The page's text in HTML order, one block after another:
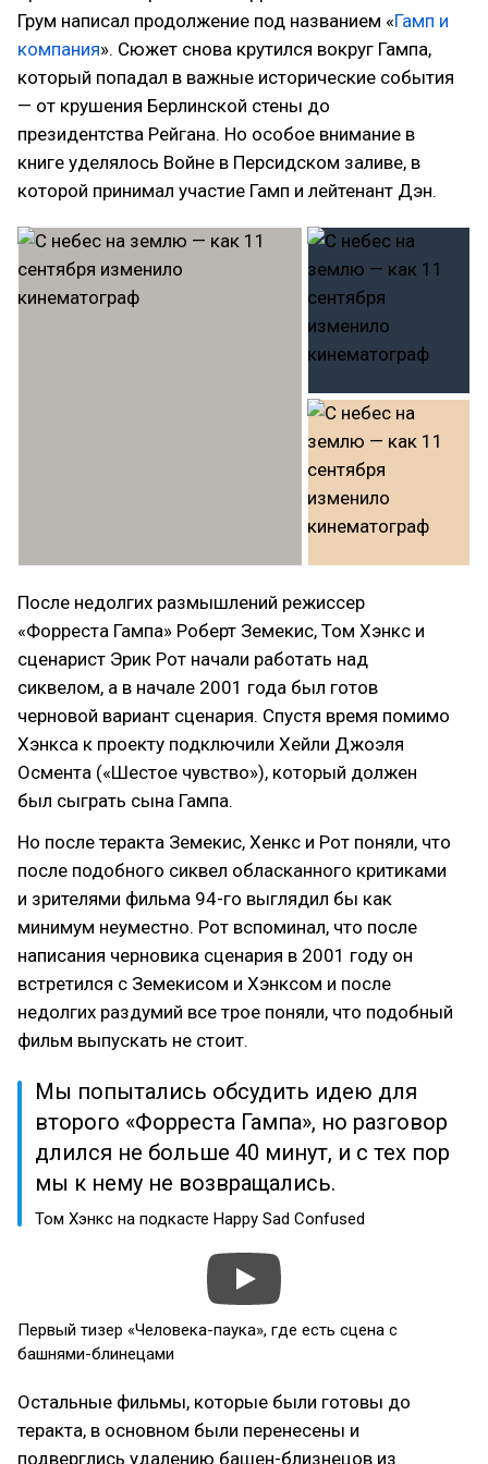
Грум написал продолжение под названием «Гамп и
компания». Сюжет снова крутился вокруг Гампа,
который попадал в важные исторические события
— от крушения Берлинской стены до
президентства Рейгана. Но особое внимание в
книге уделялось Войне в Персидском заливе, в
которой принимал участие Гамп и лейтенант Дэн.
После недолгих размышлений режиссер
«Форреста Гампа» Роберт Земекис, Том Хэнкс и
сценарист Эрик Рот начали работать над
сиквелом, а в начале 2001 года был готов
черновой вариант сценария. Спустя время помимо
Хэнкса к проекту подключили Хейли Джоэля
Осмента («Шестое чувство»), который должен
был сыграть сына Гампа.
Но после теракта Земекис, Хенкс и Рот поняли, что
после подобного сиквел обласканного критиками
и зрителями фильма 94-го выглядил бы как
минимум неуместно. Рот вспоминал, что после
написания черновика сценария в 2001 году он
встретился с Земекисом и Хэнксом и после
недолгих раздумий все трое поняли, что подобный
фильм выпускать не стоит.
Мы попытались обсудить идею для
второго «Форреста Гампа», но разговор
длился не больше 40 минут, и с тех пор
мы к нему не возвращались.
Том Хэнкс на подкасте Happy Sad Confused
Первый тизер «Человека-паука», где есть сцена с
башнями-блинецами
Остальные фильмы, которые были готовы до
теракта, в основном были перенесены и
подверглись удалению башен-близнецов из